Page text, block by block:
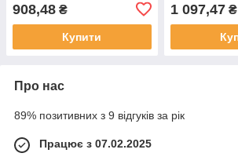
908,48 ₴
Купити
1 097,47₴
Про нас
89% позитивних з 9 відгуків за рік
Працює з 07.02.2025